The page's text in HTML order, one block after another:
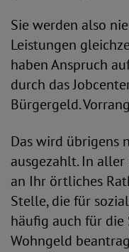
Sie werden also
Leistungen
haben Anspruch
durch das
Bürgergeld.
Das wird übrigens
ausgezahlt. In
an Ihr örtliches
Stelle, die für
häufig auch für
Wohngeld